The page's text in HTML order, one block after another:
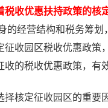
税收优惠扶持政策的核
的经营结构和税务筹
收园区税收优惠政策
的税收优惠政策，有
定征收园区的重要因